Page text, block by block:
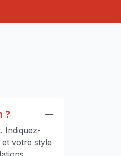
?
Indiquez-
votre style